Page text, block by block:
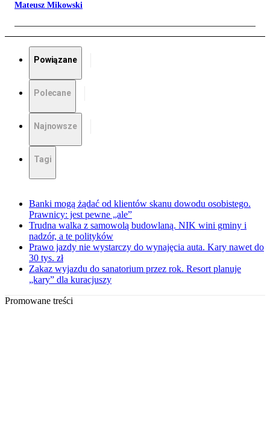
Mateusz Mikowski
Powiązane
Polecane
Najnowsze
Tagi
Banki mogą żądać od klientów skanu dowodu osobistego.
Prawnicy: jest pewne „ale”
Trudna walka z samowolą budowlaną. NIK wini gminy i
nadzór, a te polityków
Prawo jazdy nie wystarczy do wynajęcia auta. Kary nawet do
30 tys. zł
Zakaz wyjazdu do sanatorium przez rok. Resort planuje
„kary” dla kuracjuszy
Promowane treści